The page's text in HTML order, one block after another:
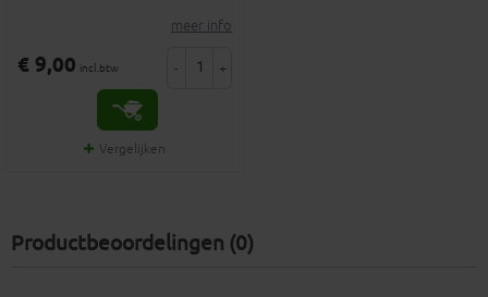
meer info
€ 9,00 incl.btw - +
Vergelijken
Productbeoordelingen (0)